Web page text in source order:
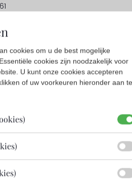
daar is ook de mogelijkheid tot
cookies om u de best mogelijke
cookies zijn noodzakelijk voor
U kunt onze cookies accepteren
of uw voorkeuren hieronder aan te